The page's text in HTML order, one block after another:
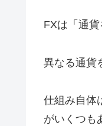
FXは「通
異なる通貨
仕組み自体
がいくつも